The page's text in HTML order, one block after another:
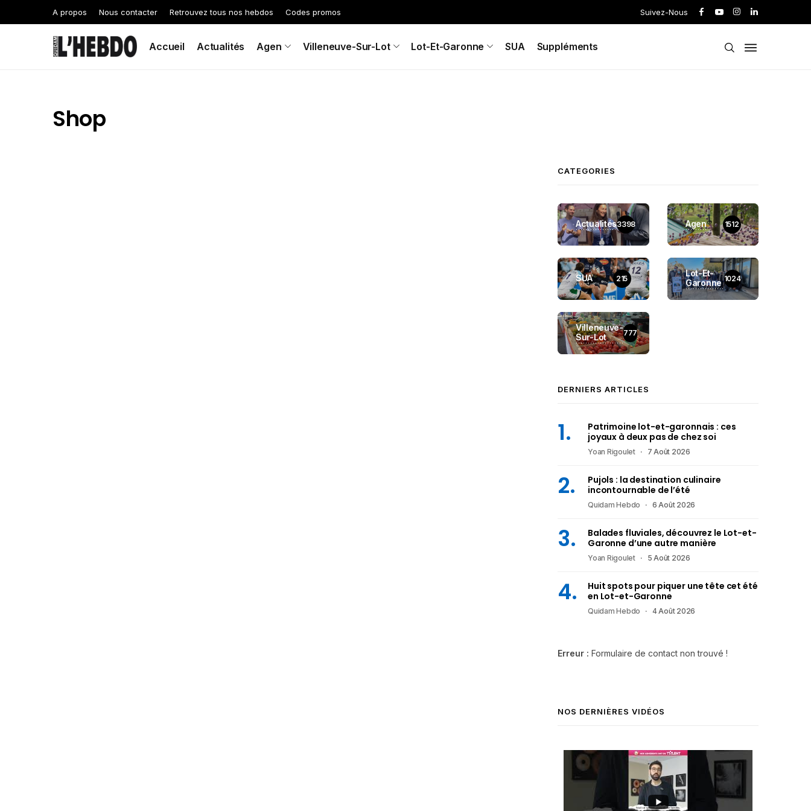
A propos Nous contacter Retrouvez tous nos hebdos Codes promos Suivez-Nous
Accueil Actualités Agen Villeneuve-Sur-Lot Lot-Et-Garonne SUA Suppléments
Shop
CATEGORIES
Actualités3398 Agen 1512
SUA 215
Lot-Et-
Garonne 1024
Villeneuve-
Sur-Lot
777
DERNIERS ARTICLES
Patrimoine lot-et-garonnais : ces
joyaux à deux pas de chez soi
Yoan Rigoulet 7 Août 2026
Pujols : la destination culinaire
incontournable de l’été
Quidam Hebdo 6 Août 2026
Balades fluviales, découvrez le Lot-et-
Garonne d’une autre manière
Yoan Rigoulet 5 Août 2026
Huit spots pour piquer une tête cet été
en Lot-et-Garonne
Quidam Hebdo 4 Août 2026
Erreur : Formulaire de contact non trouvé !
NOS DERNIÈRES VIDÉOS